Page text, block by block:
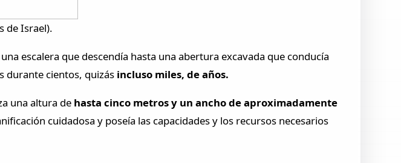
de Israel).
escalera que descendía hasta una abertura excavada que conducía
durante cientos, quizás incluso miles, de años.
una altura de hasta cinco metros y un ancho de aproximadamente
cuidadosa y poseía las capacidades y los recursos necesarios